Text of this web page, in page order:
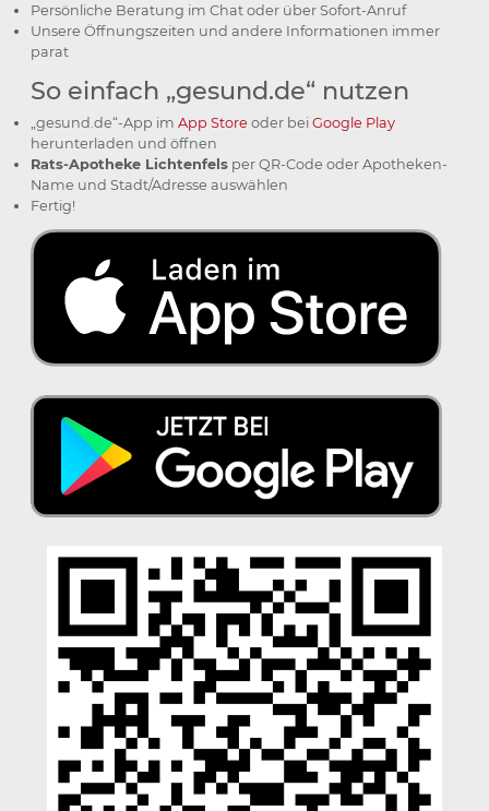
Persönliche Beratung im Chat oder über Sofort-Anruf
Unsere Öffnungszeiten und andere Informationen immer
parat
So einfach „gesund.de“ nutzen
„gesund.de“-App im App Storeoder bei Google Play
herunterladen und öffnen
Rats-Apotheke Lichtenfelsper QR-Code oder Apotheken-
Name und Stadt/Adresse auswählen
Fertig!